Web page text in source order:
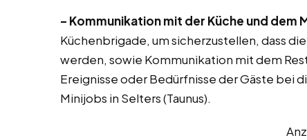
– Kommunikation mit der Küche und dem
Küchenbrigade, um sicherzustellen, dass
werden, sowie Kommunikation mit dem
Ereignisse oder Bedürfnisse der Gäste bei
Minijobs in Selters (Taunus).